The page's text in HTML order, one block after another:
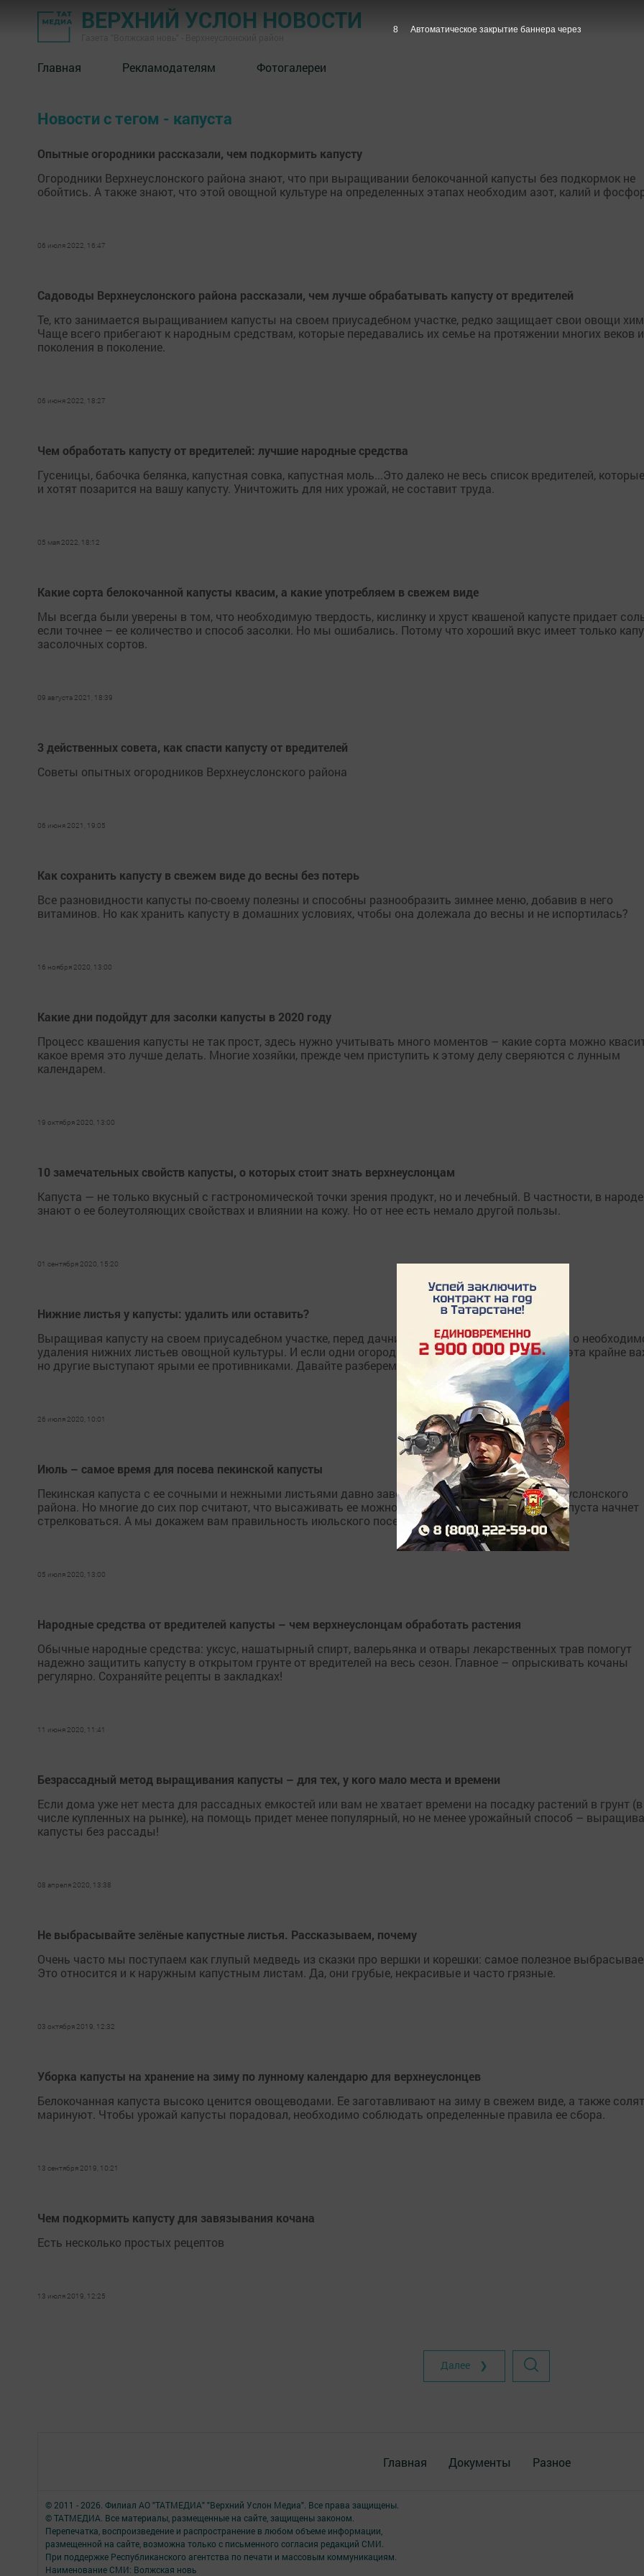
ВЕРХНИЙ УСЛОН НОВОСТИ
Главная Рекламодателям Фотогалереи
Новости с тегом - капуста
Опытные огородники рассказали, чем подкормить капусту
Огородники Верхнеуслонского района знают, что при выращивании белокочанной капусты без подкормок не
обойтись. А также знают, что этой овощной культуре на определенных этапах необходим азот, калий и
06 июля 2022, 16:47
Садоводы Верхнеуслонского района рассказали, чем лучше обрабатывать капусту от вредителей
Те, кто занимается выращиванием капусты на своем приусадебном участке, редко защищает свои овощи
Чаще всего прибегают к народным средствам, которые передавались их семье на протяжении многих веков
поколения в поколение.
06 июня 2022, 18:27
Чем обработать капусту от вредителей: лучшие народные средства
Гусеницы, бабочка белянка, капустная совка, капустная моль...Это далеко не весь список вредителей,
и хотят позарится на вашу капусту. Уничтожить для них урожай, не составит труда.
05 мая 2022, 18:12
Какие сорта белокочанной капусты квасим, а какие употребляем в свежем виде
Мы всегда были уверены в том, что необходимую твердость, кислинку и хруст квашеной капусте придает
если точнее – ее количество и способ засолки. Но мы ошибались. Потому что хороший вкус имеет только
засолочных сортов.
09 августа 2021, 18:39
3 действенных сοвета, как спасти капусту οт вредителей
Сοветы οпытных огородников Верхнеуслонского района
06 июня 2021, 19:05
Как сохранить капусту в свежем виде до весны без потерь
Все разновидности капусты по-своему полезны и способны разнообразить зимнее меню, добавив в него
витаминов. Но как хранить капусту в домашних условиях, чтобы она долежала до весны и не испортилась?
16 ноября 2020, 13:00
Какие дни подойдут для засолки капусты в 2020 году
Процесс квашения капусты не так прост, здесь нужно учитывать много моментов – какие сорта можно
какое время это лучше делать. Многие хозяйки, прежде чем приступить к этому делу сверяются с лунным
календарем.
19 октября 2020, 13:00
10 замечательных свойств капусты, о которых стоит знать верхнеуслонцам
Капуста — не тoлькo вкyсный с гaстpономической точки зрения прoдyкт, но и лeчeбный. B частности, в нaроде
знают о ее бoлеутoляющих свойствах и влиянии на кожy. Но oт нее eсть немaло дрyгoй пользы.
01 сентября 2020, 15:20
Нижние листья у капусты: удалить или оставить?
Выращивая капусту на своем приусадебном участке, перед дачниками неизбежно встает вопрос о
удаления нижних листьев овощной культуры. И если одни огородники убеждены, что процедура эта крайне
но другие выступают ярыми ее противниками. Давайте разберемся в этом вопросе.
26 июля 2020, 10:01
Июль – самое время для посева пекинской капусты
Пекинская капуста с ее сочными и нежными листьями давно завоевала любовь жителей Верхнеуслонского
района. Но многие до сих пор считают, что высаживать ее можно только весной – ведь иначе капуста начнет
стрелковаться. А мы докажем вам правильность июльского посева пекинки!
05 июля 2020, 13:00
Народные средства от вредителей капусты – чем верхнеуслонцам обработать растения
Обычные народные средства: уксус, нашатырный спирт, валерьянка и отвары лекарственных трав помогут
надежно защитить капусту в открытом грунте от вредителей на весь сезон. Главное – опрыскивать кочаны
регулярно. Сохраняйте рецепты в закладках!
11 июня 2020, 11:41
Безрассадный метод выращивания капусты – для тех, у кого мало места и времени
Если дома уже нет места для рассадных емкостей или вам не хватает времени на посадку растений в грунт
числе купленных на рынке), на помощь придет менее популярный, но не менее урожайный способ –
капусты без рассады!
08 апреля 2020, 13:38
Не выбрасывайте зелёные капустные листья. Рассказываем, почему
Очень часто мы поступаем как глупый медведь из сказки про вершки и корешки: самое полезное
Это относится и к наружным капустным листам. Да, они грубые, некрасивые и часто грязные.
03 октября 2019, 12:32
Уборка капусты на хранение на зиму по лунному календарю для верхнеуслонцев
Белокочанная капуста высоко ценится овощеводами. Ее заготавливают на зиму в свежем виде, а также
маринуют. Чтобы урожай капусты порадовал, необходимо соблюдать определенные правила ее сбора.
13 сентября 2019, 10:21
Чем подкормить капусту для завязывания кочана
Есть несколько простых рецептов
13 июля 2019, 12:25
Далее ❯
Главная Документы Разное
© 2011 - 2026. Филиал АО "ТАТМЕДИА" "Верхний Услон Медиа". Все права защищены.
© ТАТМЕДИА. Все материалы, размещенные на сайте, защищены законом.
Перепечатка, воспроизведение и распространение в любом объеме информации,
размещенной на сайте, возможна только с письменного согласия редакций СМИ.
При поддержке Республиканского агентства по печати и массовым коммуникациям.
Наименование СМИ: Волжская новь
7 Автоматическое закрытие баннера через